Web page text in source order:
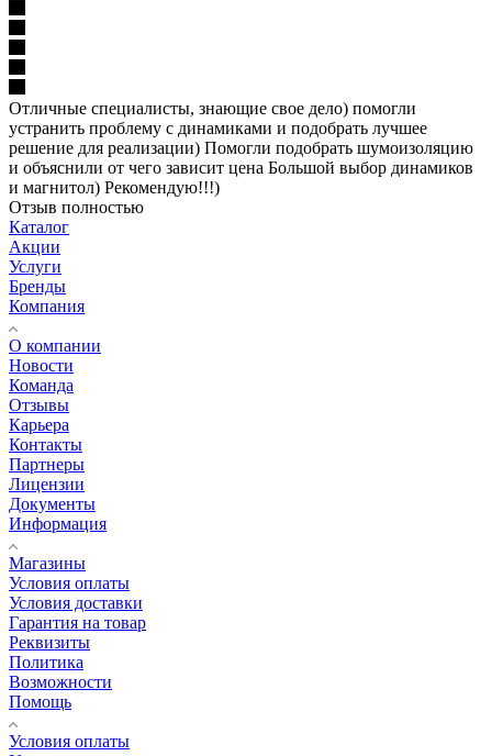
Отличные специалисты, знающие свое дело) помогли
устранить проблему с динамиками и подобрать лучшее
решение для реализации) Помогли подобрать шумоизоляцию
и объяснили от чего зависит цена Большой выбор динамиков
и магнитол) Рекомендую!!!)
Отзыв полностью
Каталог
Акции
Услуги
Бренды
Компания
О компании
Новости
Команда
Отзывы
Карьера
Контакты
Партнеры
Лицензии
Документы
Информация
Магазины
Условия оплаты
Условия доставки
Гарантия на товар
Реквизиты
Политика
Возможности
Помощь
Условия оплаты